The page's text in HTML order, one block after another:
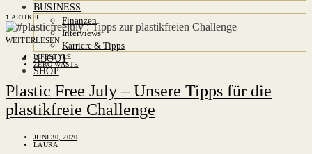
BUSINESS
Finanzen
Interviews
Karriere & Tipps
ABOUT
SHOP
1 ARTIKEL
WEITERLESEN
LIFESTYLE
ZERO WASTE
Plastic Free July – Unsere Tipps für die
plastikfreie Challenge
JUNI 30, 2020
LAURA